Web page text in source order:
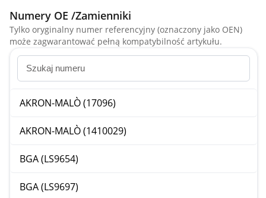
Numery OE /Zamienniki
Tylko oryginalny numer referencyjny (oznaczony jako OEN)
może zagwarantować pełną kompatybilność artykułu.
AKRON-MALÒ (17096)
AKRON-MALÒ (1410029)
BGA (LS9654)
BGA (LS9697)